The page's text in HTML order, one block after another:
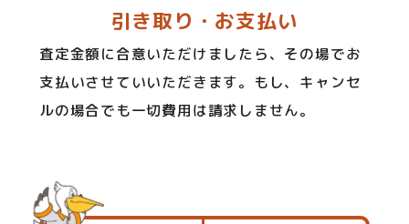
引き取り・お支払い
査定金額に合意いただけましたら、その場でお
支払いさせていいただきます。もし、キャンセ
ルの場合でも一切費用は請求しません。